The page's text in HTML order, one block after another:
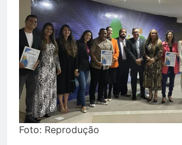
Foto: Reprodução